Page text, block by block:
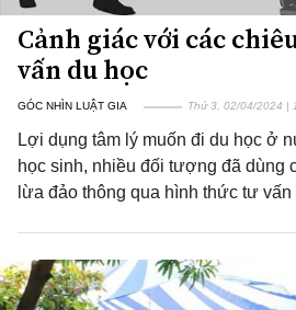
Cảnh giác với các
vấn du học
GÓC NHÌN LUẬT GIA Thứ 3, 02/04/2024 |
Lợi dụng tâm lý muốn đi du học ở
học sinh, nhiều đối tượng đã dùng
lừa đảo thông qua hình thức tư vấn